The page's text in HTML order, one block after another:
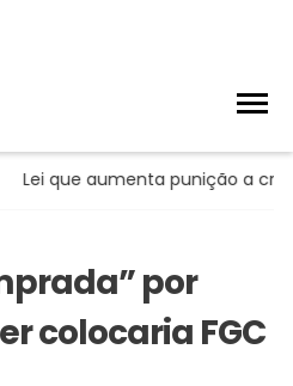
aumenta punição a crimes
por
colocaria FGC